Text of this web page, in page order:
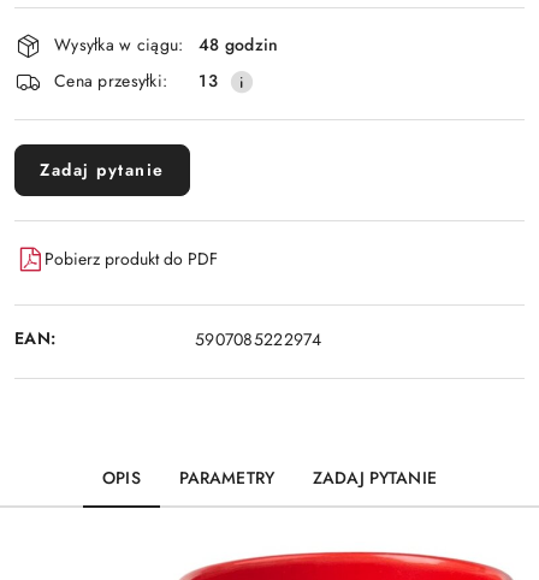
Dostępność
i
dostawa
Wysyłka w ciągu:
48 godzin
Cena przesyłki:
13
Zadaj pytanie
Pobierz produkt do PDF
EAN: 5907085222974
OPIS PARAMETRY ZADAJ PYTANIE